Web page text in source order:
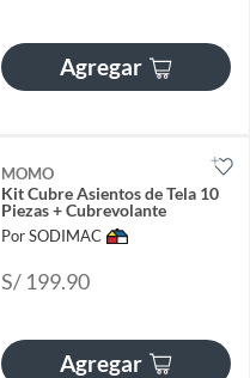
Agregar
MOMO
Kit Cubre Asientos de Tela 10
Piezas + Cubrevolante
Por SODIMAC
S/ 199.90
Agregar